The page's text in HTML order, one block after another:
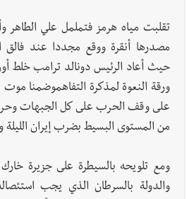
تقلبت مياه هرمز فتململ علي الطاهر
مصدرها أنقرة ووقع مجددا عند فالق
حيث أعاد الرئيس دونالد ترامب خلط
ورقة النعوة لمذكرة التفاهموضمنا موت
على وقف الحرب على كل الجبهات وحرك
من المستوى البسيط بضرب إيران الليلة
ومع تلويحه بالسيطرة على جزيرة
والدولة بالسرطان الذي يجب